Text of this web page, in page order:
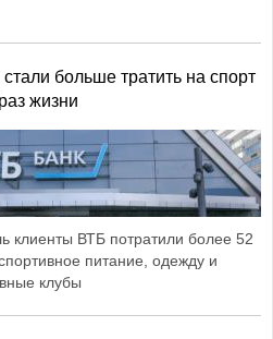
больше тратить на спорт
жизни
клиенты ВТБ потратили более 52
питание, одежду и
клубы